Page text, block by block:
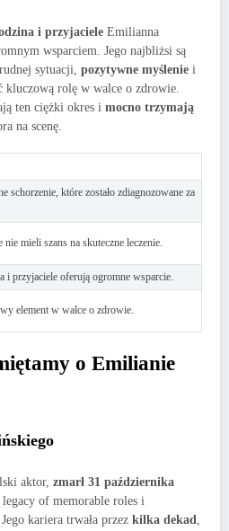
i przyjaciele Emilianna
wsparciem. Jego najbliżsi są
sytuacji, pozytywne myślenie i
kluczową rolę w walce o zdrowie.
ten ciężki okres i mocno trzymają
na scenę.
schorzenie, które zostało zdiagnozowane za
nie mieli szans na skuteczne leczenie.
i przyjaciele oferują ogromne wsparcie.
element w walce o zdrowie.
o Emilianie
aktor, zmarł 31 października
of memorable roles i
kariera trwała przez kilka dekad,